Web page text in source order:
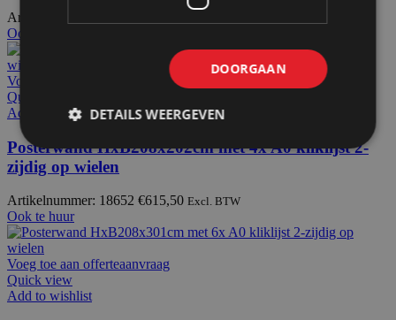
Artikelnummer: 18605
Ook te huur
Voeg toe aan offerteaanvraag
Quick view
Add to wishlist
Posterwand HxB208x202cm met 4x A0 kliklijst 2-
zijdig op wielen
Artikelnummer: 18652 €615,50 Excl. BTW
Ook te huur
Voeg toe aan offerteaanvraag
Quick view
Add to wishlist
DOORGAAN
DETAILS WEERGEVEN